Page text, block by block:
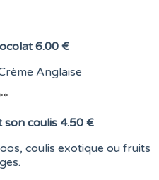
6.00 €
Anglaise
son coulis 4.50 €
coulis exotique ou fruits